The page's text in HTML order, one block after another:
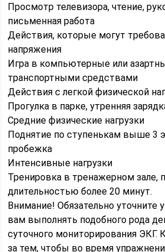
Просмотр телевизора, чтение,
письменная работа
Действия, которые могут
напряжения
Игра в компьютерные или
транспортными средствами
Действия с легкой физической
Прогулка в парке, утренняя
Средние физические нагрузки
Поднятие по ступенькам выше 3
пробежка
Интенсивные нагрузки
Тренировка в тренажерном зале,
длительностью более 20 минут.
Внимание! Обязательно уточните
вам выполнять подобного рода
суточного мониторирования ЭКГ.
за тем, чтобы во время